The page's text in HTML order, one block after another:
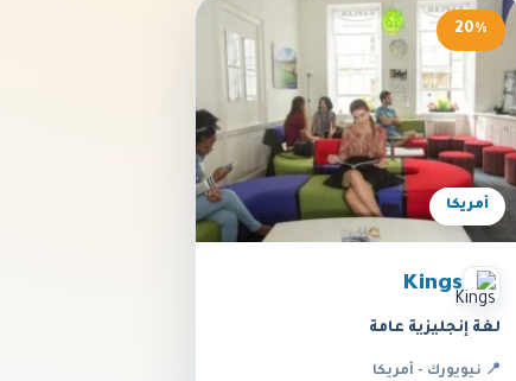
أمريكا
20%
Kings
لغة إنجليزية عامة
📍 نيويورك - أمريكا